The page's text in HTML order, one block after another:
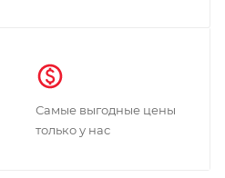
Самые выгодные цены
только у нас